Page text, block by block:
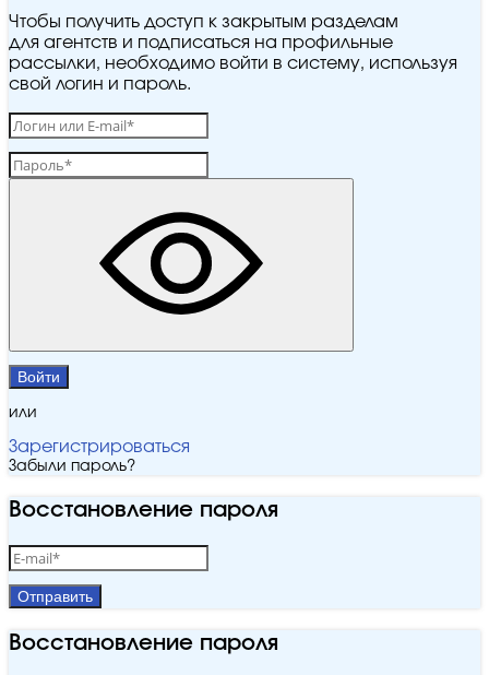
Чтобы получить доступ к закрытым разделам
для агентств и подписаться на профильные
рассылки, необходимо войти в систему, используя
свой логин и пароль.
Войти
или
Зарегистрироваться
Забыли пароль?
Восстановление пароля
Отправить
Восстановление пароля